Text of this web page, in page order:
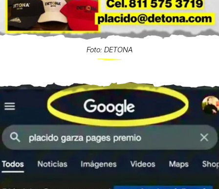
Foto: DETONA